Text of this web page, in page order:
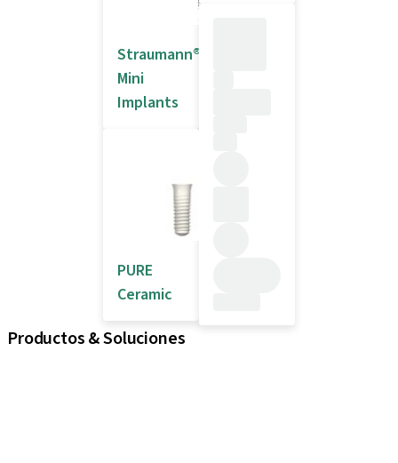
Straumann®
Mini
Implants
PURE
Ceramic
Productos & Soluciones